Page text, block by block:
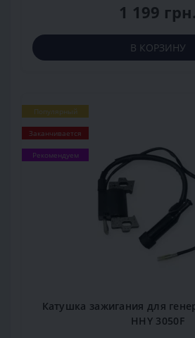
1 199 грн.
В КОРЗИНУ
Популярный
Заканчивается
Рекомендуем
Катушка зажигания для
HHY 3050F